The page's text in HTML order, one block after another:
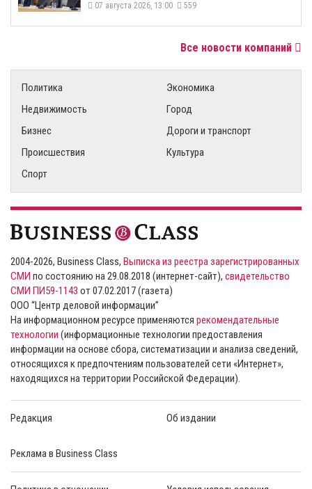
07 августа 2026, 13:00 559
Все новости компаний
Политика
Экономика
Недвижимость
Город
Бизнес
Дороги и транспорт
Происшествия
Культура
Спорт
2004-2026, Business Class, Выписка из реестра зарегистрированных
СМИ по состоянию на 29.08.2018 (интернет-сайт), свидетельство
СМИ ПИ59-1143 от 07.02.2017 (газета)
ООО “Центр деловой информации”
На информационном ресурсе применяются рекомендательные
технологии (информационные технологии предоставления
информации на основе сбора, систематизации и анализа сведений,
относящихся к предпочтениям пользователей сети «Интернет»,
находящихся на территории Российской Федерации).
Редакция Об издании
Реклама в Business Class